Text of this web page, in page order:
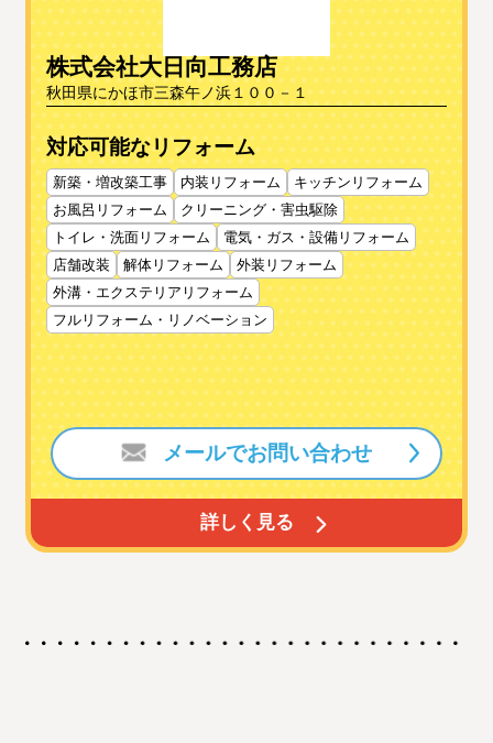
株式会社大日向工務店
秋田県にかほ市三森午ノ浜１００－１
対応可能なリフォーム
新築・増改築工事 内装リフォーム
キッチンリフォーム
お風呂リフォーム
クリーニング・害虫駆除
トイレ・洗面リフォーム
電気・ガス・設備リフォーム
店舗改装
解体リフォーム
外装リフォーム
外溝・エクステリアリフォーム
フルリフォーム・リノベーション
詳しく見る
メールでお問い合わせ